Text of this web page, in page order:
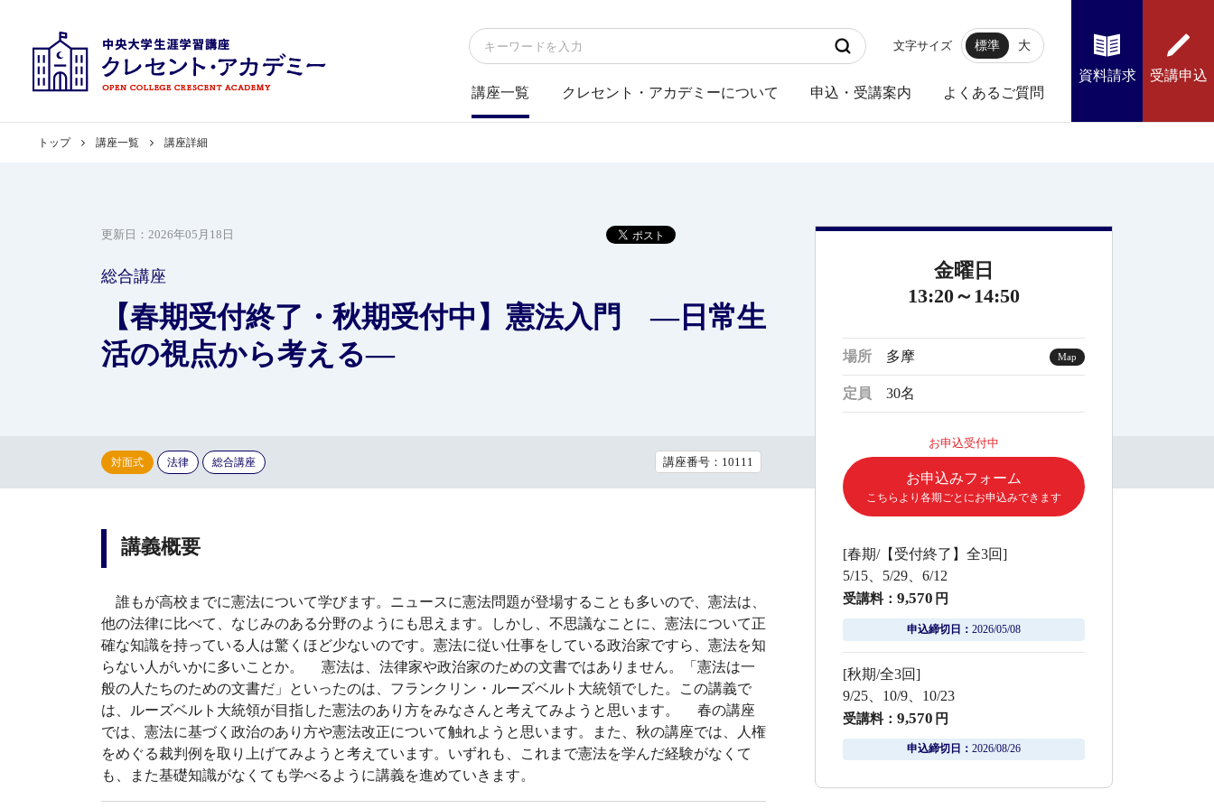
文字サイズ 標準 大
講座一覧 クレセント・アカデミーについて 申込・受講案内 よくあるご質問
資料請求 受講申込
トップ 講座一覧 講座詳細
更新日： 2026年05月18日
総合講座
【春期受付終了・秋期受付中】憲法入門 ―日常生
活の視点から考える―
対面式 法律 総合講座 講座番号：10111
金曜日
13:20～14:50
場所 多摩 Map
定員 30名
お申込受付中
お申込みフォーム
こちらより各期ごとにお申込みできます
[春期/【受付終了】全3回]
5/15、5/29、6/12
受講料： 9,570 円
申込締切日： 2026/05/08
[秋期/全3回]
9/25、10/9、10/23
受講料： 9,570 円
申込締切日： 2026/08/26
講義概要
誰もが高校までに憲法について学びます。ニュースに憲法問題が登場することも多いので、憲法は、
他の法律に比べて、なじみのある分野のようにも思えます。しかし、不思議なことに、憲法について正
確な知識を持っている人は驚くほど少ないのです。憲法に従い仕事をしている政治家ですら、憲法を知
らない人がいかに多いことか。 憲法は、法律家や政治家のための文書ではありません。「憲法は一
般の人たちのための文書だ」といったのは、フランクリン・ルーズベルト大統領でした。この講義で
は、ルーズベルト大統領が目指した憲法のあり方をみなさんと考えてみようと思います。 春の講座
では、憲法に基づく政治のあり方や憲法改正について触れようと思います。また、秋の講座では、人権
をめぐる裁判例を取り上げてみようと考えています。いずれも、これまで憲法を学んだ経験がなくて
も、また基礎知識がなくても学べるように講義を進めていきます。